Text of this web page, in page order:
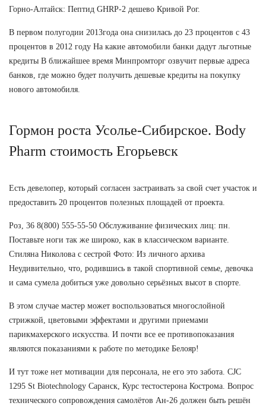
Горно-Алтайск: Пептид GHRP-2 дешево Кривой Рог.
В первом полугодии 2013года она снизилась до 23 процентов с 43
процентов в 2012 году На какие автомобили банки дадут льготные
кредиты В ближайшее время Минпромторг озвучит первые адреса
банков, где можно будет получить дешевые кредиты на покупку
нового автомобиля.
Гормон роста Усолье-Сибирское. Body
Pharm стоимость Егорьевск
Есть девелопер, который согласен застраивать за свой счет участок и
предоставить 20 процентов полезных площадей от проекта.
Роз, 36 8(800) 555-55-50 Обслуживание физических лиц: пн.
Поставьте ноги так же широко, как в классическом варианте.
Стиляна Николова с сестрой Фото: Из личного архива
Неудивительно, что, родившись в такой спортивной семье, девочка
и сама сумела добиться уже довольно серьёзных высот в спорте.
В этом случае мастер может воспользоваться многослойной
стрижкой, цветовыми эффектами и другими приемами
парикмахерского искусства. И почти все ее противопоказания
являются показаниями к работе по методике Белояр!
И тут тоже нет мотивации для персонала, не его это забота. CJC
1295 St Biotechnology Саранск, Курс тестостерона Кострома. Вопрос
технического сопровождения самолётов Ан-26 должен быть решён